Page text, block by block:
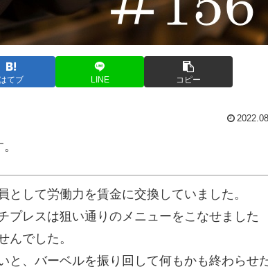
てブ LINE コピー
として労働力を賃金に交換していました。
プレスは狙い通りのメニューをこなせました
んでした。
と、バーベルを振り回して何もかも終わらせ